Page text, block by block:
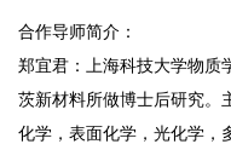
合作导师简介：
郑宜君：上海科技大学物质
茨新材料所做博士后研究。
化学，表面化学，光化学，